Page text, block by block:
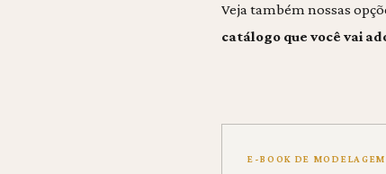
Veja também nossas
catálogo que você vai
E-BOOK DE MODELAGEM